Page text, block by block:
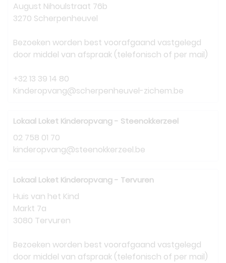
August Nihoulstraat 76b
3270 Scherpenheuvel
Bezoeken worden best voorafgaand vastgelegd
door middel van afspraak (telefonisch of per mail)
+32 13 39 14 80
Kinderopvang@scherpenheuvel-zichem.be
Lokaal Loket Kinderopvang - Steenokkerzeel
02 758 01 70
kinderopvang@steenokkerzeel.be
Lokaal Loket Kinderopvang - Tervuren
Huis van het Kind
Markt 7a
3080 Tervuren
Bezoeken worden best voorafgaand vastgelegd
door middel van afspraak (telefonisch of per mail)